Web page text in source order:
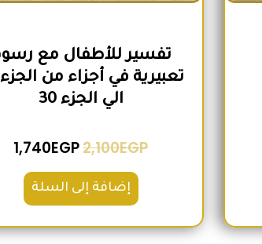
تفسير للأطفال مع
الي الجزء 30
2,100EGP
1,740EGP
إضافة إلى السلة